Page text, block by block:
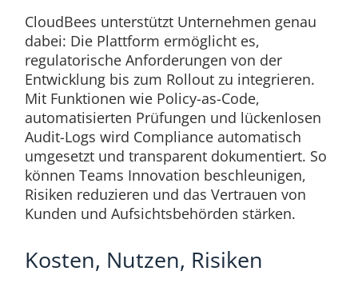
CloudBees unterstützt Unternehmen genau
dabei: Die Plattform ermöglicht es,
regulatorische Anforderungen von der
Entwicklung bis zum Rollout zu integrieren.
Mit Funktionen wie Policy-as-Code,
automatisierten Prüfungen und lückenlosen
Audit-Logs wird Compliance automatisch
umgesetzt und transparent dokumentiert. So
können Teams Innovation beschleunigen,
Risiken reduzieren und das Vertrauen von
Kunden und Aufsichtsbehörden stärken.
Kosten, Nutzen, Risiken